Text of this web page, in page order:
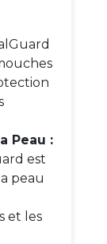
Peau :
est
peau
et les